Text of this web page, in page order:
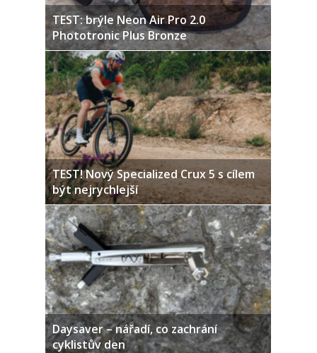
TEST: brýle Neon Air Pro 2.0
Phototronic Plus Bronze
TEST! Nový Specialized Crux 5 s cílem
být nejrychlejší
Daysaver – nářadí, co zachrání
cyklistův den